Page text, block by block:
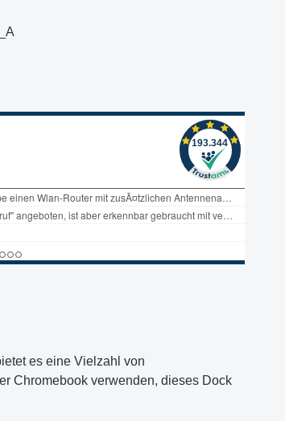
es eine Vielzahl von
Chromebook verwenden, dieses Dock